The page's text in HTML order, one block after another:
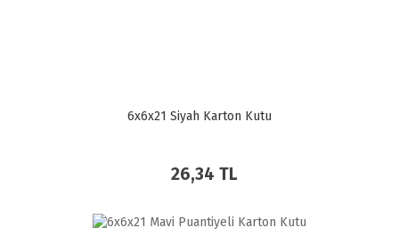
6x6x21 Siyah Karton Kutu
26,34 TL